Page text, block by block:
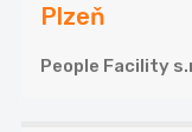
Plzeň
People Facility